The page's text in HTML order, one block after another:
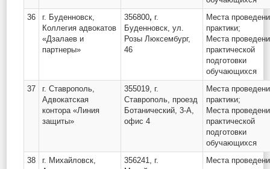
36
г. Буденновск,
Коллегия адвокатов
«Дзалаев и
партнеры»
356800, г.
Буденновск, ул.
Розы Люксембург,
46
Места
практики;
Места
практической
подготовки
обучающихся
37
г. Ставрополь,
Адвокатская
контора «Линия
защиты»
355019, г.
Ставрополь, проезд
Ботанический, 3-А,
офис 4
Места
практики;
Места
практической
подготовки
обучающихся
38
г. Михайловск,
356241, г.
Места